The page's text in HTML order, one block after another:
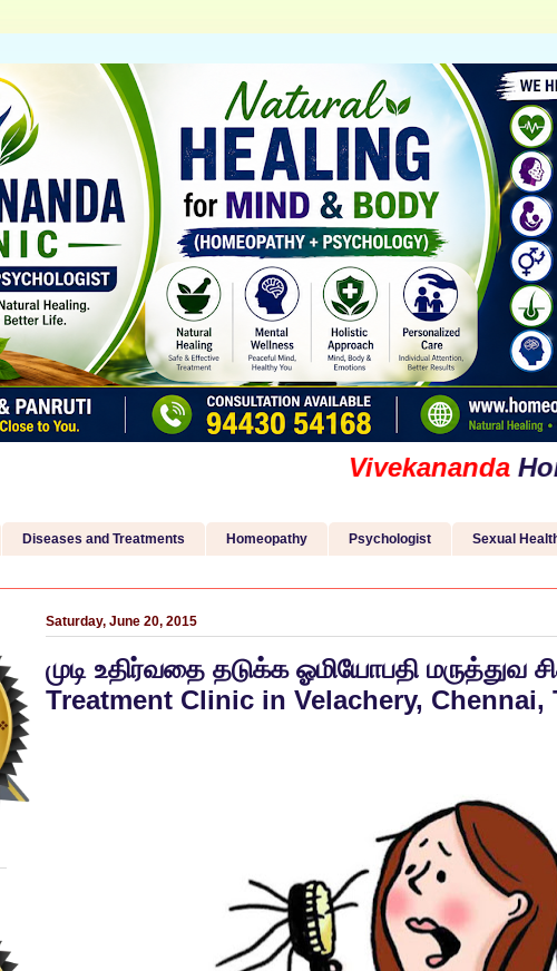
Vivekananda
Diseases and Treatments Homeopathy Psychologist Sexual
Saturday, June 20, 2015
முடி உதிர்வதை தடுக்க ஓமியோபதி மருத்துவ
Treatment Clinic in Velachery, Chennai,